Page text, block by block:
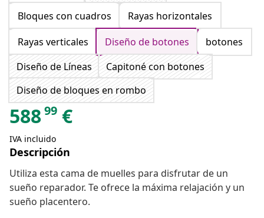
Bloques con cuadros
Rayas horizontales
Rayas verticales
Diseño de botones
botones
Diseño de Líneas
Capitoné con botones
Diseño de bloques en rombo
58899 €
IVA incluido
Descripción
Utiliza esta cama de muelles para disfrutar de un
sueño reparador. Te ofrece la máxima relajación y un
sueño placentero.